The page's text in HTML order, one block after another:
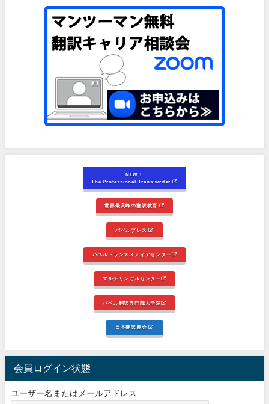
NEW！
The Professional Trans-writer
世界最高峰の翻訳教育
バベルプレス
バベルトランスメディアセンター
マルチリンガルセンター
バベル翻訳専門職大学院
日本翻訳協会
会員ログイン状態
ユーザー名またはメールアドレス